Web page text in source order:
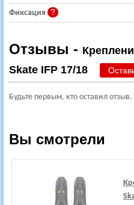
Фиксация
Отзывы -
Skate IFP 17/18
Будьте первым, кто оставил отзыв.
Вы смотрели